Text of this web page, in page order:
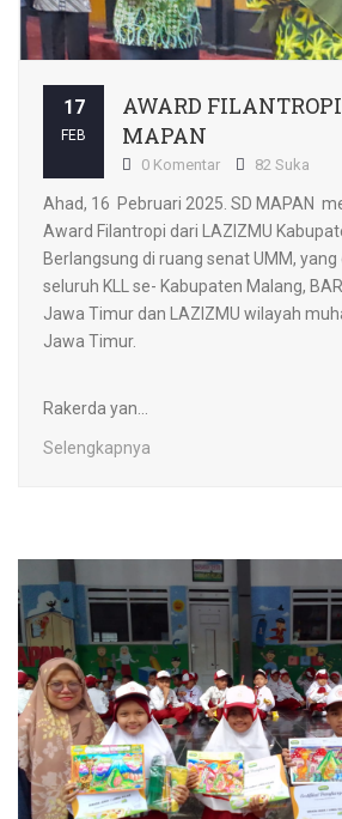
17
FEB
AWARD
MAPAN
0 Komentar 82 Suka
Ahad, 16 Pebruari 2025. SD MAPAN
Award Filantropi dari LAZIZMU
Berlangsung di ruang senat UMM, yang
seluruh KLL se- Kabupaten Malang,
Jawa Timur dan LAZIZMU wilayah
Jawa Timur.
Rakerda yan...
Selengkapnya